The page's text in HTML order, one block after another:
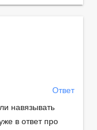
Ответ
навязывать
в ответ про